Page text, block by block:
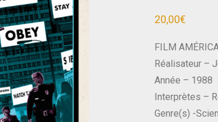
20,00€
FILM
Réalisateur –
Année – 1988
Interprètes –
Genre(s) -